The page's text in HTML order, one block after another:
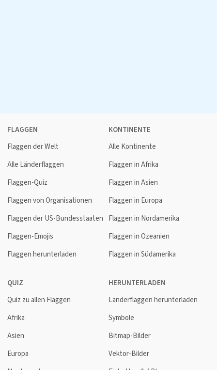
FLAGGEN
Flaggen der Welt
Alle Länderflaggen
Flaggen-Quiz
Flaggen von Organisationen
Flaggen der US-Bundesstaaten
Flaggen-Emojis
Flaggen herunterladen
KONTINENTE
Alle Kontinente
Flaggen in Afrika
Flaggen in Asien
Flaggen in Europa
Flaggen in Nordamerika
Flaggen in Ozeanien
Flaggen in Südamerika
QUIZ
Quiz zu allen Flaggen
Afrika
Asien
Europa
HERUNTERLADEN
Länderflaggen herunterladen
Symbole
Bitmap-Bilder
Vektor-Bilder